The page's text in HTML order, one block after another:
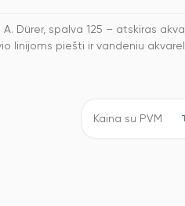
Dürer, spalva 125 – atskiras
linijoms piešti ir vandeniu
Kaina su PVM